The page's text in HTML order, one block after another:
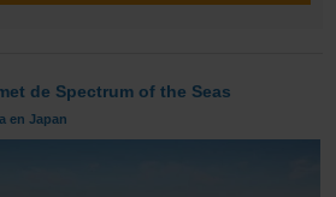
de Spectrum of the Seas
en Japan